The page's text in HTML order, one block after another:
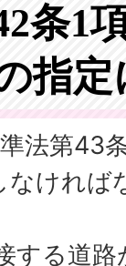
条1
指
法第43
ければ
する道